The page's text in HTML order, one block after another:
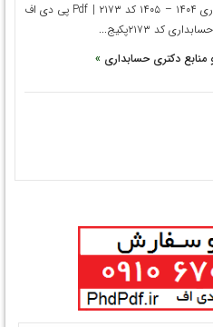
دکتری حسابداری ۱۴۰۴ – ۱۴۰۵ کد ۲۱۷۳ | Pdf پی دی اف
کد ۲۱۷۳پکیج...
دکتری حسابداری »